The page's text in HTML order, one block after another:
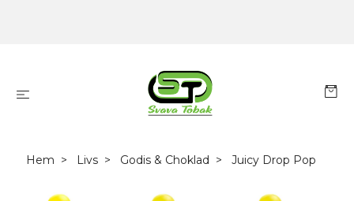
Hem Livs Godis & Choklad Juicy Drop Pop